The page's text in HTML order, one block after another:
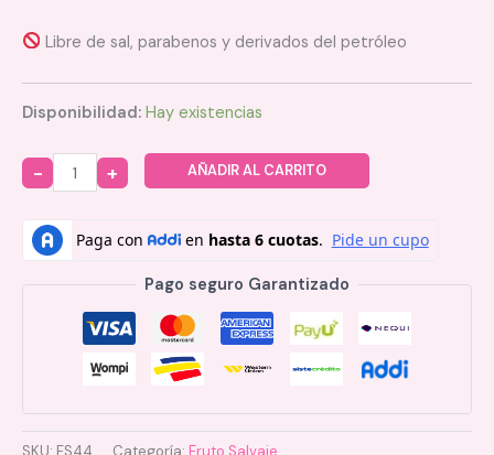
Libre de sal, parabenos y derivados del petróleo
Disponibilidad: Hay existencias
Quantity
AÑADIR AL CARRITO
Pago seguro Garantizado